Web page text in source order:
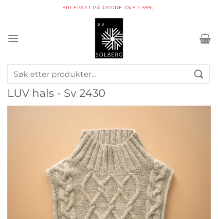
FRI FRAKT PÅ ORDRE OVER 599,-
Søk
etter:
LUV hals - Sv 2430